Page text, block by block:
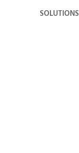
SOLUTIONS